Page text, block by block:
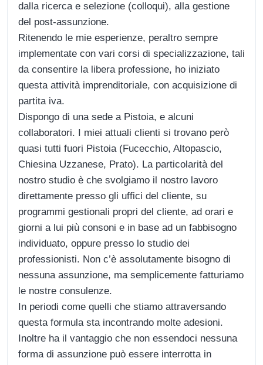
dalla ricerca e selezione (colloqui), alla gestione
del post-assunzione.
Ritenendo le mie esperienze, peraltro sempre
implementate con vari corsi di specializzazione, tali
da consentire la libera professione, ho iniziato
questa attività imprenditoriale, con acquisizione di
partita iva.
Dispongo di una sede a Pistoia, e alcuni
collaboratori. I miei attuali clienti si trovano però
quasi tutti fuori Pistoia (Fucecchio, Altopascio,
Chiesina Uzzanese, Prato). La particolarità del
nostro studio è che svolgiamo il nostro lavoro
direttamente presso gli uffici del cliente, su
programmi gestionali propri del cliente, ad orari e
giorni a lui più consoni e in base ad un fabbisogno
individuato, oppure presso lo studio dei
professionisti. Non c’è assolutamente bisogno di
nessuna assunzione, ma semplicemente fatturiamo
le nostre consulenze.
In periodi come quelli che stiamo attraversando
questa formula sta incontrando molte adesioni.
Inoltre ha il vantaggio che non essendoci nessuna
forma di assunzione può essere interrotta in